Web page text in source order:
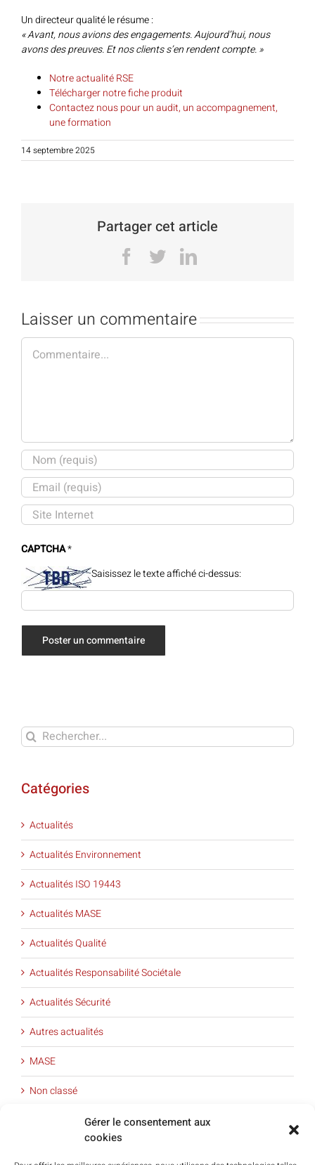
Gérer le consentement aux
cookies
Un directeur qualité le résume :
« Avant, nous avions des engagements. Aujourd’hui, nous
avons des preuves. Et nos clients s’en rendent compte. »
Notre actualité RSE
Télécharger notre fiche produit
Contactez nous pour un audit, un accompagnement,
une formation
14 septembre 2025
Partager cet article
Facebook
TwitterLinkedIn
Laisser un commentaire
Commentaire
CAPTCHA*
Saisissez le texte affiché ci-dessus:
Rechercher:
Catégories
Actualités
Actualités Environnement
Actualités ISO 19443
Actualités MASE
Actualités Qualité
Actualités Responsabilité Sociétale
Actualités Sécurité
Autres actualités
MASE
Non classé
Offre de service